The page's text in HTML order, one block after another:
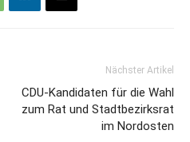
Nächster Artikel
CDU-Kandidaten für die Wahl
zum Rat und Stadtbezirksrat
im Nordosten